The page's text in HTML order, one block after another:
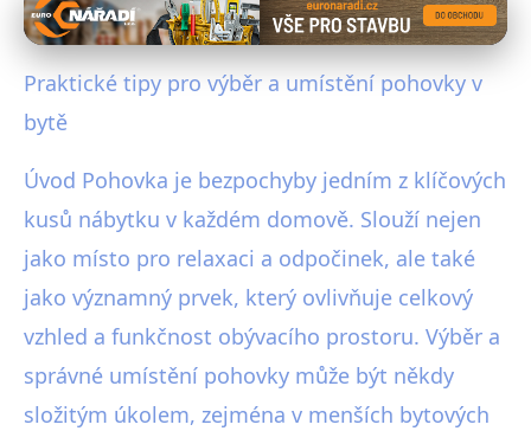
Nábytek a úložné řešení
Jak Správně Vybrat a Umístit
Pohovku pro Maximální Pohodlí
Praktické tipy pro výběr a umístění pohovky v
bytě
Úvod Pohovka je bezpochyby jedním z klíčových
kusů nábytku v každém domově. Slouží nejen
jako místo pro relaxaci a odpočinek, ale také
jako významný prvek, který ovlivňuje celkový
vzhled a funkčnost obývacího prostoru. Výběr a
správné umístění pohovky může být někdy
složitým úkolem, zejména v menších bytových